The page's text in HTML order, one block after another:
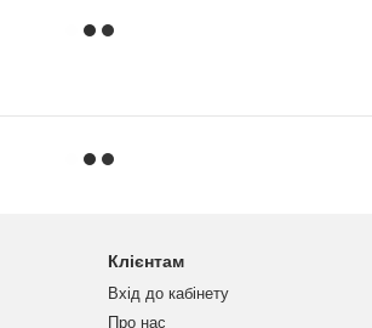
Клієнтам
Вхід до кабінету
Про нас